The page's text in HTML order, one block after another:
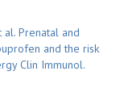
al. Prenatal and
and the risk
Clin Immunol.